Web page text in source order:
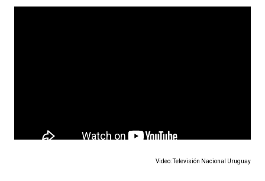
Video: Televisión Nacional Uruguay